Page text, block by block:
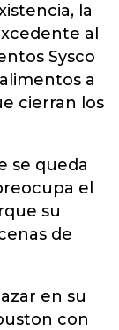
la
al
Sysco
a
cierran los
se queda
el
su
de
en su
con